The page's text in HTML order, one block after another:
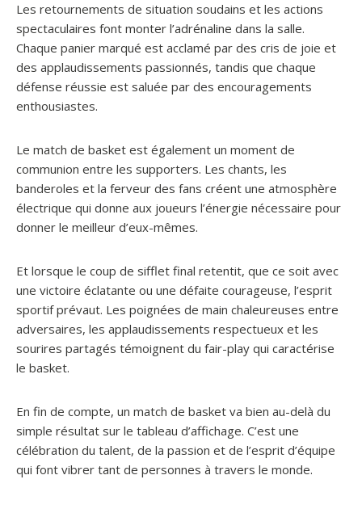
Les retournements de situation soudains et les actions
spectaculaires font monter l’adrénaline dans la salle.
Chaque panier marqué est acclamé par des cris de joie et
des applaudissements passionnés, tandis que chaque
défense réussie est saluée par des encouragements
enthousiastes.
Le match de basket est également un moment de
communion entre les supporters. Les chants, les
banderoles et la ferveur des fans créent une atmosphère
électrique qui donne aux joueurs l’énergie nécessaire pour
donner le meilleur d’eux-mêmes.
Et lorsque le coup de sifflet final retentit, que ce soit avec
une victoire éclatante ou une défaite courageuse, l’esprit
sportif prévaut. Les poignées de main chaleureuses entre
adversaires, les applaudissements respectueux et les
sourires partagés témoignent du fair-play qui caractérise
le basket.
En fin de compte, un match de basket va bien au-delà du
simple résultat sur le tableau d’affichage. C’est une
célébration du talent, de la passion et de l’esprit d’équipe
qui font vibrer tant de personnes à travers le monde.